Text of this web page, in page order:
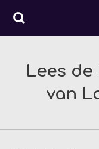
Ga
hoofdinhoud
Lees
van